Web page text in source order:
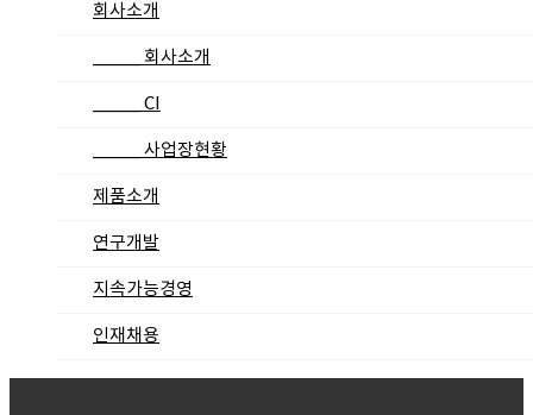
회사소개
_____ 회사소개
_____ CI
_____ 사업장현황
제품소개
연구개발
지속가능경영
인재채용